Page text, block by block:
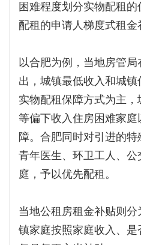
困难程度划分实物配租
配租的申请人梯度式租金
以合肥为例，当地房管
出，城镇最低收入和城
实物配租保障方式为主
等偏下收入住房困难家
障。合肥同时对引进的特
青年医生、环卫工人、
庭，予以优先配租。
当地公租房租金补贴则
镇家庭按照家庭收入、是